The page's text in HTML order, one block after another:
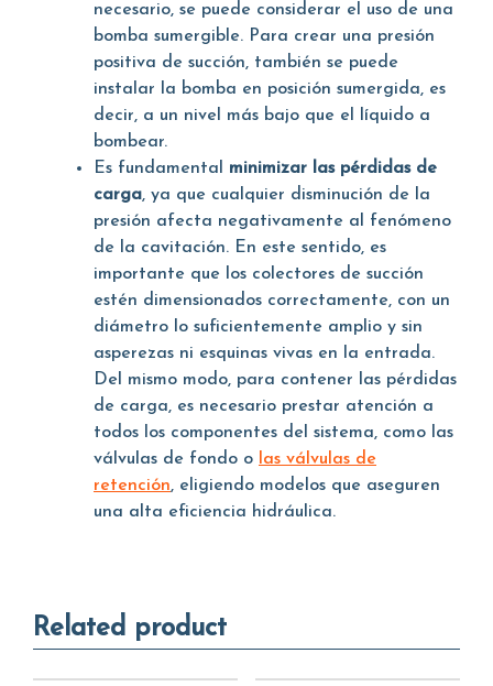
necesario, se puede considerar el uso de una
bomba sumergible. Para crear una presión
positiva de succión, también se puede
instalar la bomba en posición sumergida, es
decir, a un nivel más bajo que el líquido a
bombear.
Es fundamental minimizar las pérdidas de
carga, ya que cualquier disminución de la
presión afecta negativamente al fenómeno
de la cavitación. En este sentido, es
importante que los colectores de succión
estén dimensionados correctamente, con un
diámetro lo suficientemente amplio y sin
asperezas ni esquinas vivas en la entrada.
Del mismo modo, para contener las pérdidas
de carga, es necesario prestar atención a
todos los componentes del sistema, como las
válvulas de fondo o
las válvulas de
retención, eligiendo modelos que aseguren
una alta eficiencia hidráulica.
Related product